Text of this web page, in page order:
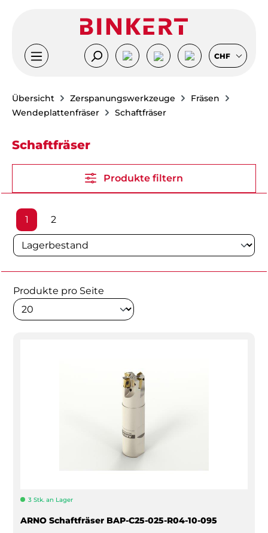
CHF
Übersicht Zerspanungswerkzeuge
Fräsen
Wendeplattenfräser
Schaftfräser
Schaftfräser
Produkte filtern
Seite
1 Seite
2
Produkte pro Seite
3 Stk. an Lager
ARNO Schaftfräser BAP-C25-025-R04-10-095